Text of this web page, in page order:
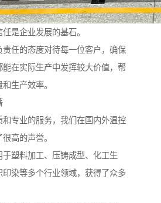
是企业发展的基石。
责任的态度对待每一位客户，确保
在实际生产中发挥较大价值，帮
生产效率。
专业的服务，我们在国内外温控
高的声誉。
塑料加工、压铸成型、化工生
印染等多个行业领域，获得了众多